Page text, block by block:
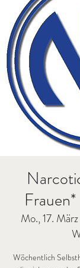
Mo., 17. März
Wöchentlich